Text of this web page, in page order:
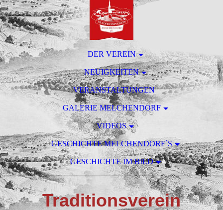
DER VEREIN
NEUIGKEITEN
VERANSTALTUNGEN
GALERIE MELCHENDORF
VIDEOS
GESCHICHTE MELCHENDORF`S
GESCHICHTE IM BILD
Traditionsverein